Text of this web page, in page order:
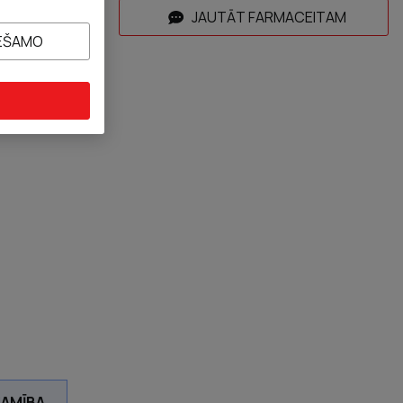
JAUTĀT FARMACEITAM